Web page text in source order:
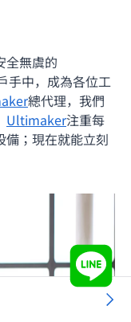
全無虞的
手中，成為各位工
總代理，我們
Ultimaker注重每
備；現在就能立刻